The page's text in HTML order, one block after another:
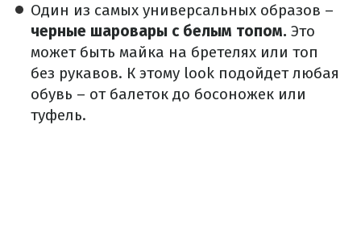
Один из самых универсальных образов –
черные шаровары с белым топом. Это
может быть майка на бретелях или топ
без рукавов. К этому look подойдет любая
обувь – от балеток до босоножек или
туфель.